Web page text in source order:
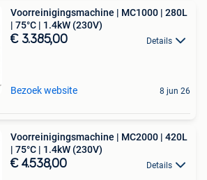
Voorreinigingsmachine | MC1000 | 280L
| 75°C | 1.4kW (230V)
€ 3.385,00 Details
Bezoek website 8 jun 26
Voorreinigingsmachine | MC2000 | 420L
| 75°C | 1.4kW (230V)
€ 4.538,00 Details